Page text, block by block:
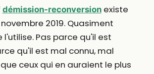
démission-reconversionexiste
novembre 2019. Quasiment
l'utilise. Pas parce qu'il est
qu'il est mal connu, mal
ceux qui en auraient le plus